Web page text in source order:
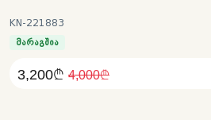
KN-221883
მარაგშია
3,200₾ 4,000₾